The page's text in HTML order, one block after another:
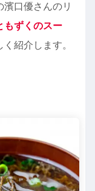
口優さんのリ
もずくのスー
紹介します。